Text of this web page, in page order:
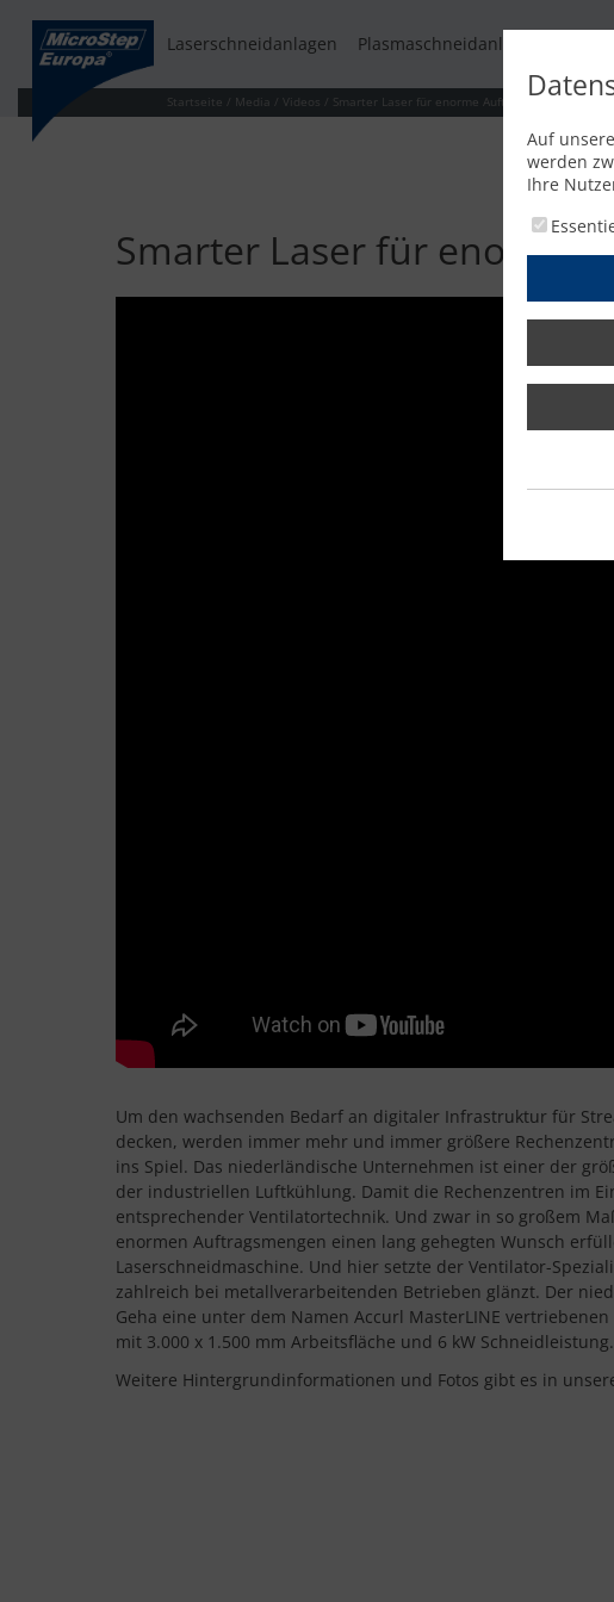
Laserschneidanlagen Plasmaschneidanlagen
Startseite / Media / Videos / Smarter Laser für enorme Auftragsmengen I GEHA
Smarter Laser für enorme
Um den wachsenden Bedarf an digitaler Infrastruktur für
decken, werden immer mehr und immer größere
ins Spiel. Das niederländische Unternehmen ist einer der
der industriellen Luftkühlung. Damit die Rechenzentren im
entsprechender Ventilatortechnik. Und zwar in so großem
enormen Auftragsmengen einen lang gehegten Wunsch
Laserschneidmaschine. Und hier setzte der Ventilator-
zahlreich bei metallverarbeitenden Betrieben glänzt. Der
Geha eine unter dem Namen Accurl MasterLINE
mit 3.000 x 1.500 mm Arbeitsfläche und 6 kW Schneidleistung.
Weitere Hintergrundinformationen und Fotos gibt es in
Auf
werden
Ihre